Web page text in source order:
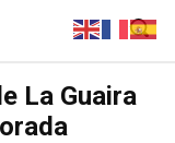
La Guaira